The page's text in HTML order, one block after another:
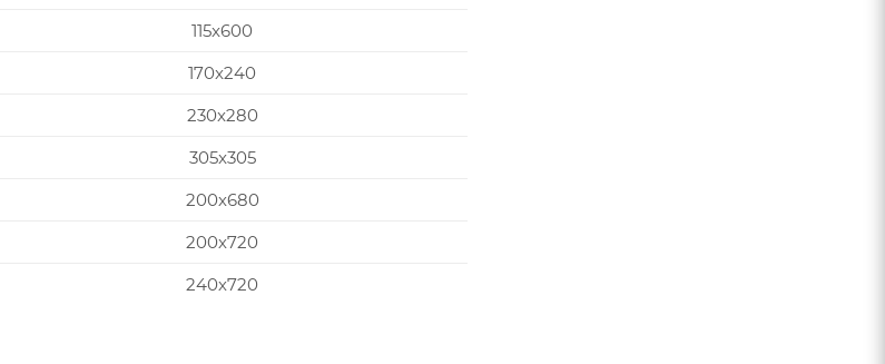
115x600
170x240
230x280
305x305
200х680
200х720
240х720